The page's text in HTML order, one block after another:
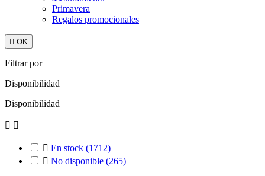
Primavera
Regalos promocionales
 OK
Filtrar por
Disponibilidad
Disponibilidad
 
 En stock (1712)
 No disponible (265)